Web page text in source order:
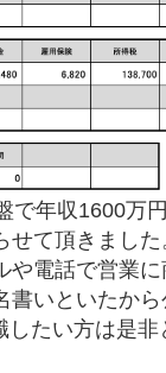
で年収1600万
せて頂きまし
や電話で営業
書いといたか
したい方は是非